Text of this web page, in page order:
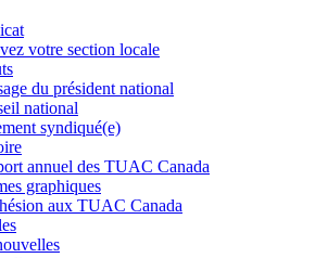
votre section locale
du président national
national
syndiqué(e)
annuel des TUAC Canada
graphiques
aux TUAC Canada